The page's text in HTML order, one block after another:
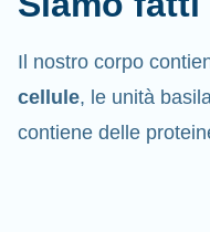
Il nostro corpo
cellule, le unità
contiene delle